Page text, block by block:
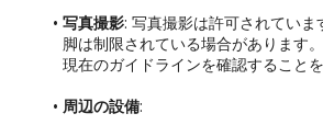
写真撮影: 写真撮影は許可されてい
脚は制限されている場合があります
現在のガイドラインを確認すること
周辺の設備: